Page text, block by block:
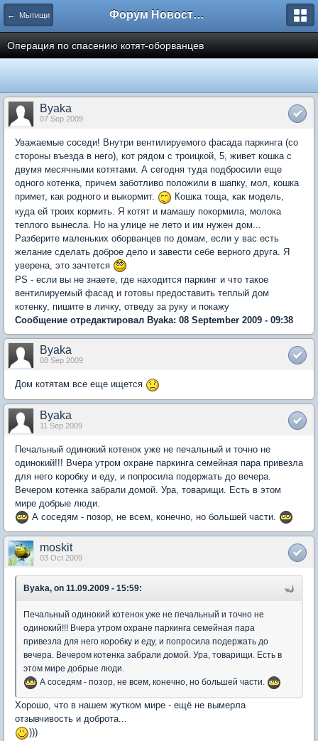
← Мытищи Форум Новостройки
Операция по спасению котят-оборванцев
Byaka
07 Sep 2009
Уважаемые соседи! Внутри вентилируемого фасада паркинга (со
стороны въезда в него), кот рядом с троицкой, 5, живет кошка с
двумя месячными котятами. А сегодня туда подбросили еще
одного котенка, причем заботливо положили в шапку, мол, кошка
примет, как родного и выкормит.
Кошка тоща, как модель,
куда ей троих кормить. Я котят и мамашу покормила, молока
теплого вынесла. Но на улице не лето и им нужен дом...
Разберите маленьких оборванцев по домам, если у вас есть
желание сделать доброе дело и завести себе верного друга. Я
уверена, это зачтется
PS - если вы не знаете, где находится паркинг и что такое
вентилируемый фасад и готовы предоставить теплый дом
котенку, пишите в личку, отведу за руку и покажу
Сообщение отредактировал Byaka: 08 September 2009 - 09:38
Byaka
08 Sep 2009
Дом котятам все еще ищется
Byaka
11 Sep 2009
Печальный одинокий котенок уже не печальный и точно не
одинокий!!! Вчера утром охране паркинга семейная пара привезла
для него коробку и еду, и попросила подержать до вечера.
Вечером котенка забрали домой. Ура, товарищи. Есть в этом
мире добрые люди.
А соседям - позор, не всем, конечно, но большей части.
moskit
03 Oct 2009
Byaka, on 11.09.2009 - 15:59:
Печальный одинокий котенок уже не печальный и точно не
одинокий!!! Вчера утром охране паркинга семейная пара
привезла для него коробку и еду, и попросила подержать до
вечера. Вечером котенка забрали домой. Ура, товарищи. Есть в
этом мире добрые люди.
А соседям - позор, не всем, конечно, но большей части.
Хорошо, что в нашем жутком мире - ещё не вымерла
отзывчивость и доброта...
)))